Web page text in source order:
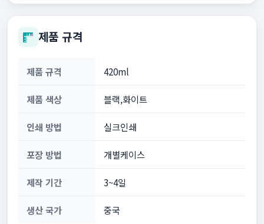
제품 규격
제품 규격 420ml
제품 색상 블랙,화이트
인쇄 방법 실크인쇄
포장 방법 개별케이스
제작 기간 3~4일
생산 국가 중국